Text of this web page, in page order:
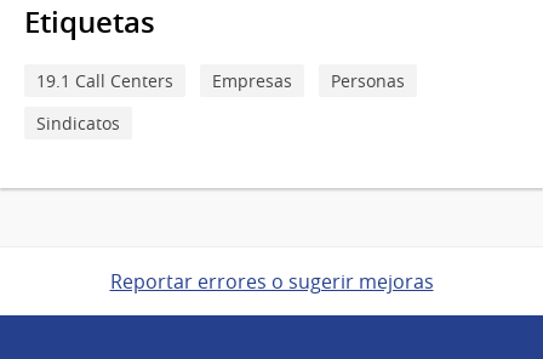
Etiquetas
19.1 Call Centers Empresas
Personas
Sindicatos
Reportar errores o sugerir mejoras